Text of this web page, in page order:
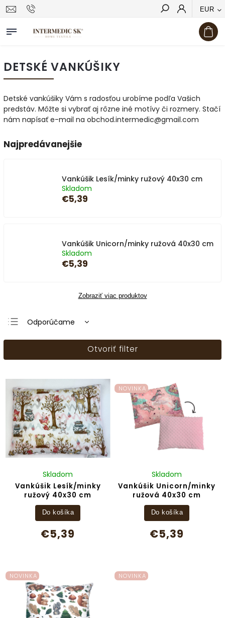
EUR
Hľadať
DETSKÉ VANKÚŠIKY
Detské vankúšiky Vám s radosťou urobíme podľa Vašich
predstáv. Môžte si vybrať aj rôzne iné motívy či rozmery. Stačí
nám napísať e-mail na obchod.intermedic@gmail.com
Najpredávanejšie
Vankúšik Lesík/minky ružový 40x30 cm
Skladom
€5,39
Vankúšik Unicorn/minky ružová 40x30 cm
Skladom
€5,39
Zobraziť viac produktov
Odporúčame
Najlacnejšie
Abecedne
Otvoriť filter
Vankúšik Lesík/minky
ružový 40x30 cm
Skladom
€5,39
Do košíka
NOVINKA
Vankúšik Unicorn/minky
ružová 40x30 cm
Skladom
€5,39
Do košíka
NOVINKA NOVINKA